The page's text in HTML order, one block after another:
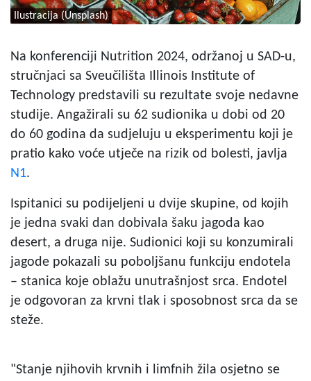
Ilustracija (Unsplash)
Na konferenciji Nutrition 2024, održanoj u SAD-u,
stručnjaci sa Sveučilišta Illinois Institute of
Technology predstavili su rezultate svoje nedavne
studije. Angažirali su 62 sudionika u dobi od 20
do 60 godina da sudjeluju u eksperimentu koji je
pratio kako voće utječe na rizik od bolesti, javlja
N1.
Ispitanici su podijeljeni u dvije skupine, od kojih
je jedna svaki dan dobivala šaku jagoda kao
desert, a druga nije. Sudionici koji su konzumirali
jagode pokazali su poboljšanu funkciju endotela
– stanica koje oblažu unutrašnjost srca. Endotel
je odgovoran za krvni tlak i sposobnost srca da se
steže.
"Stanje njihovih krvnih i limfnih žila osjetno se